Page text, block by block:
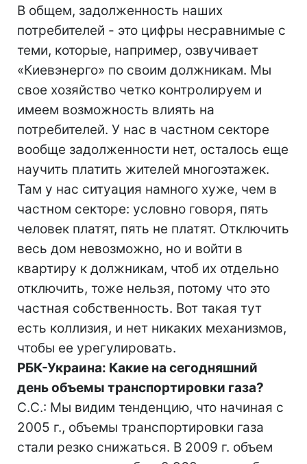
В общем, задолженность наших
потребителей - это цифры несравнимые с
теми, которые, например, озвучивает
«Киевэнерго» по своим должникам. Мы
свое хозяйство четко контролируем и
имеем возможность влиять на
потребителей. У нас в частном секторе
вообще задолженности нет, осталось еще
научить платить жителей многоэтажек.
Там у нас ситуация намного хуже, чем в
частном секторе: условно говоря, пять
человек платят, пять не платят. Отключить
весь дом невозможно, но и войти в
квартиру к должникам, чтоб их отдельно
отключить, тоже нельзя, потому что это
частная собственность. Вот такая тут
есть коллизия, и нет никаких механизмов,
чтобы ее урегулировать.
РБК-Украина: Какие на сегодняшний
день объемы транспортировки газа?
С.С.: Мы видим тенденцию, что начиная с
2005 г., объемы транспортировки газа
стали резко снижаться. В 2009 г. объем